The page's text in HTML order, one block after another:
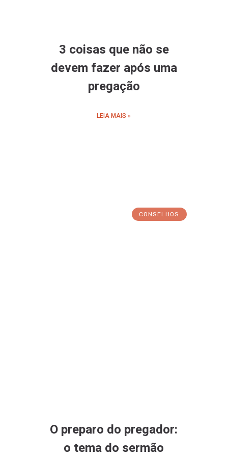
3 coisas que não se
devem fazer após uma
pregação
LEIA MAIS »
CONSELHOS
O preparo do pregador:
o tema do sermão